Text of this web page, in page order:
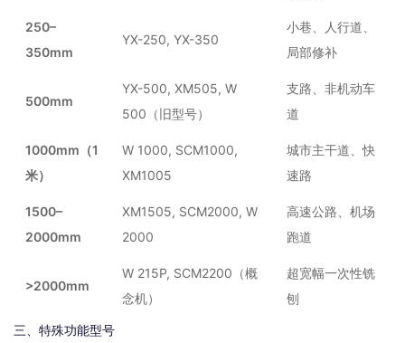
250–
350mm
YX-250, YX-350
小巷、人行道、
局部修补
500mm
YX-500, XM505, W
500（旧型号）
支路、非机动车
道
1000mm（1
米）
W 1000, SCM1000,
XM1005
城市主干道、快
速路
1500–
2000mm
XM1505, SCM2000, W
2000
高速公路、机场
跑道
>2000mm
W 215P, SCM2200（概
念机）
超宽幅一次性铣
刨
三、特殊功能型号